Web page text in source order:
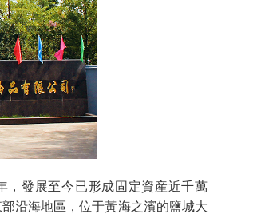
，發展至今已形成固定資産近千萬
沿海地區，位于黃海之濱的鹽城大